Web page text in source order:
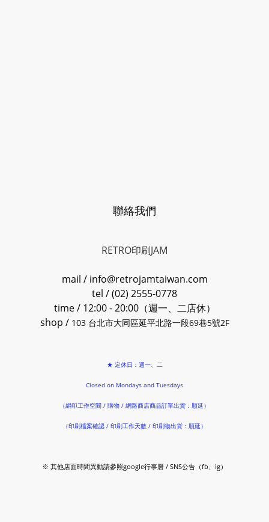
聯絡我們
RETRO印刷JAM
mail / info@retrojamtaiwan.com
tel / (02) 2555-0778
time / 12:00 - 20:00（週一、二店休）
shop / 103 台北市大同區延平北路一段69巷5號2F
★ 定休日：週一、二
Closed on Mondays and Tuesdays
（絹印工作空間 / 購物 / 網路商店商品訂單出貨：順延）
（印刷檔案確認 / 印刷工作天數 / 印刷物出貨：順延）
※ 其他店面時間異動請參照google行事曆 / SNS公告（fb、ig）